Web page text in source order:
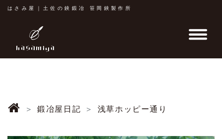
はさみ屋｜土佐の鋏鍛冶 笹岡鋏製作所
鍛冶屋日記 浅草ホッピー通り